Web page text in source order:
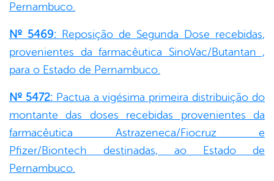
Pernambuco.
Nº 5469: Reposição de Segunda Dose recebidas,
provenientes da farmacêutica SinoVac/Butantan ,
para o Estado de Pernambuco.
Nº 5472:Pactua a vigésima primeira distribuição do
montante das doses recebidas provenientes da
farmacêutica Astrazeneca/Fiocruz e
Pfizer/Biontech destinadas, ao Estado de
Pernambuco.